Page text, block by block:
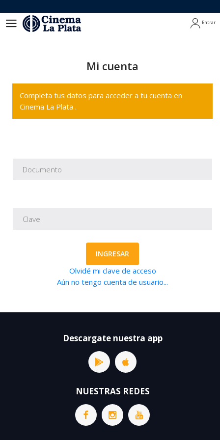
Entrar
Mi cuenta
Completa tus datos para acceder a tu cuenta en
Cinema La Plata .
INGRESAR
Olvidé mi clave de acceso
Aún no tengo cuenta de usuario...
Descargate nuestra app
NUESTRAS REDES